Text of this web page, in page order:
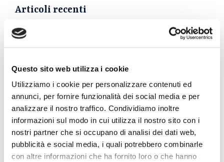
Questo sito web utilizza i cookie
Utilizziamo i cookie per personalizzare contenuti ed
annunci, per fornire funzionalità dei social media e per
analizzare il nostro traffico. Condividiamo inoltre
informazioni sul modo in cui utilizza il nostro sito con i
nostri partner che si occupano di analisi dei dati web,
pubblicità e social media, i quali potrebbero combinarle
con altre informazioni che ha fornito loro o che hanno
Articoli recenti
Omicidio Roccapiemonte. Scarcerato il papà della
piccola Maria
L’omaggio all’uomo, al legale, al patron Ecco la
piazzetta “Giuseppe Tedesco”
Siparietto Tedesco-Fusco: «Quella volta dal
Papa…»